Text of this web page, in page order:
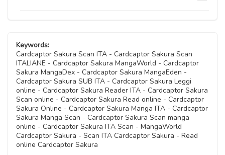
Capitolo 14
22 Ottobre 2020
Capitolo 11
22 Ottobre 2020
22 Ottobre 2020
Capitolo 08
22 Ottobre 2020
Capitolo 07
22 Ottobre 2020
Capitolo 06
Capitolo 04
22 Ottobre 2020
Capitolo 03
22 Ottobre 2020
Capitolo 02
Keywords:
Cardcaptor Sakura Scan ITA - Cardcaptor Sakura Scan
ITALIANE - Cardcaptor Sakura MangaWorld - Cardcaptor
Sakura MangaDex - Cardcaptor Sakura MangaEden -
Cardcaptor Sakura SUB ITA - Cardcaptor Sakura Leggi
online - Cardcaptor Sakura Reader ITA - Cardcaptor Sakura
Scan online - Cardcaptor Sakura Read online - Cardcaptor
Sakura Online - Cardcaptor Sakura Manga ITA - Cardcaptor
Sakura Manga Scan - Cardcaptor Sakura Scan manga
online - Cardcaptor Sakura ITA Scan - MangaWorld
Cardcaptor Sakura - Scan ITA Cardcaptor Sakura - Read
online Cardcaptor Sakura